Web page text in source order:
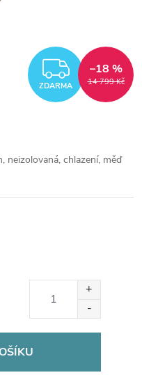
ZDARMA 14 799 Kč
–18 %
neizolovaná, chlazení, měď